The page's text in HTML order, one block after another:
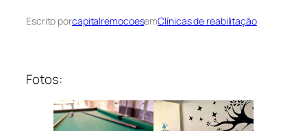
Escrito porcapitalremocoesemClínicas de reabilitação
Fotos: